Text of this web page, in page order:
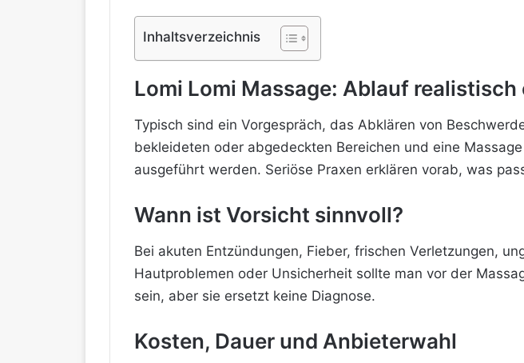
Inhaltsverzeichnis
Lomi Lomi Massage: Ablauf
Typisch sind ein Vorgespräch, das Abklären von
bekleideten oder abgedeckten Bereichen und eine
ausgeführt werden. Seriöse Praxen erklären vorab, was
Wann ist Vorsicht sinnvoll?
Bei akuten Entzündungen, Fieber, frischen Verletzungen,
Hautproblemen oder Unsicherheit sollte man vor der
sein, aber sie ersetzt keine Diagnose.
Kosten, Dauer und Anbieterwahl